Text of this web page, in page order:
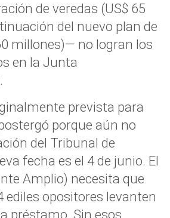
de veredas (US$ 65
del nuevo plan de
millones)— no logran los
en la Junta
prevista para
porque aún no
del Tribunal de
fecha es el 4 de junio. El
Amplio) necesita que
ediles opositores levanten
préstamo. Sin esos